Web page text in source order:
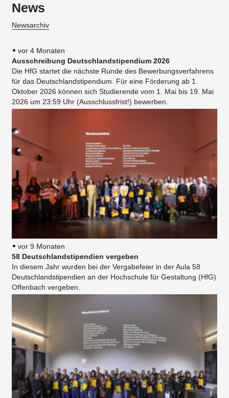
News
Newsarchiv
vor 4 Monaten
Ausschreibung Deutschlandstipendium 2026
Die HfG startet die nächste Runde des Bewerbungsverfahrens
für das Deutschlandstipendium. Für eine Förderung ab 1.
Oktober 2026 können sich Studierende vom 1. Mai bis 19. Mai
2026 um 23:59 Uhr (Ausschlussfrist!) bewerben.
vor 9 Monaten
58 Deutschlandstipendien vergeben
In diesem Jahr wurden bei der Vergabefeier in der Aula 58
Deutschlandstipendien an der Hochschule für Gestaltung (HfG)
Offenbach vergeben.